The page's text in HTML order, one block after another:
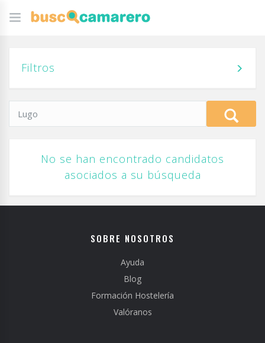
Filtros
No se han encontrado candidatos
asociados a su búsqueda
SOBRE NOSOTROS
Ayuda
Blog
Formación Hostelería
Valóranos